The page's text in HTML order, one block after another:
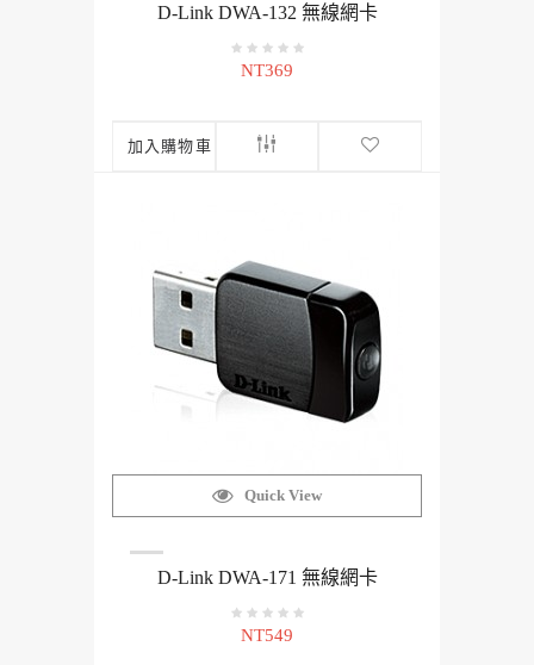
D-Link DWA-132 無線網卡
NT369
加入購物車
Quick View
D-Link DWA-171 無線網卡
NT549